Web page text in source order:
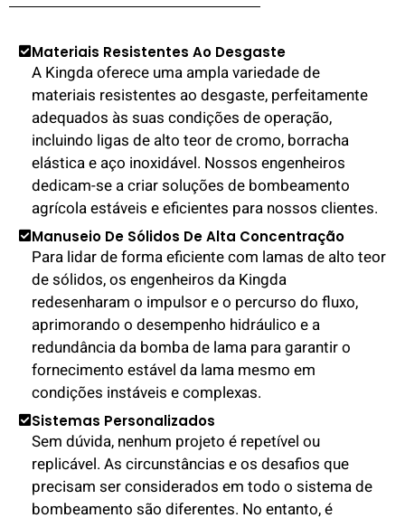
Materiais Resistentes Ao Desgaste
A Kingda oferece uma ampla variedade de
materiais resistentes ao desgaste, perfeitamente
adequados às suas condições de operação,
incluindo ligas de alto teor de cromo, borracha
elástica e aço inoxidável. Nossos engenheiros
dedicam-se a criar soluções de bombeamento
agrícola estáveis e eficientes para nossos clientes.
Manuseio De Sólidos De Alta Concentração
Para lidar de forma eficiente com lamas de alto teor
de sólidos, os engenheiros da Kingda
redesenharam o impulsor e o percurso do fluxo,
aprimorando o desempenho hidráulico e a
redundância da bomba de lama para garantir o
fornecimento estável da lama mesmo em
condições instáveis e complexas.
Sistemas Personalizados
Sem dúvida, nenhum projeto é repetível ou
replicável. As circunstâncias e os desafios que
precisam ser considerados em todo o sistema de
bombeamento são diferentes. No entanto, é